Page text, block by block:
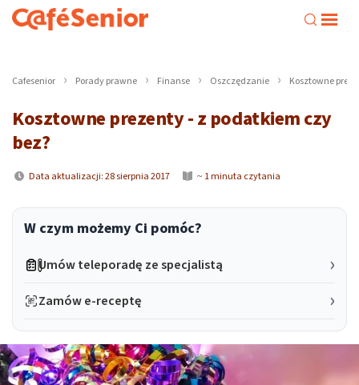
Cafesenior Porady prawne Finanse Oszczędzanie Kosztowne
Kosztowne prezenty - z podatkiem czy
bez?
Data aktualizacji: 28 sierpnia 2017 ~ 1 minuta czytania
W czym możemy Ci pomóc?
Umów teleporadę ze specjalistą
Zamów e-receptę